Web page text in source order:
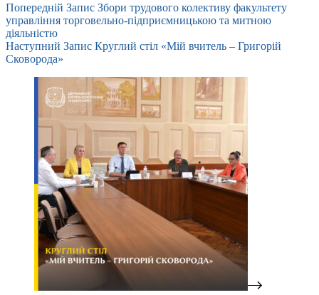
Попередній Запис Збори трудового колективу факультету
управління торговельно-підприємницькою та митною
діяльністю
Наступний Запис Круглий стіл «Мій вчитель – Григорій
Сковорода»